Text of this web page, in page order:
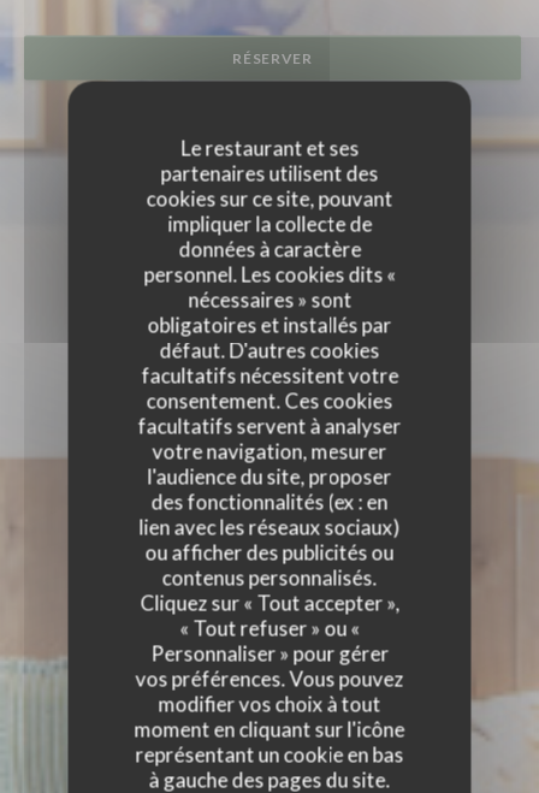
Le restaurant et ses
partenaires utilisent des
cookies sur ce site, pouvant
impliquer la collecte de
données à caractère
personnel. Les cookies dits «
nécessaires » sont
obligatoires et installés par
défaut. D'autres cookies
facultatifs nécessitent votre
consentement. Ces cookies
facultatifs servent à analyser
votre navigation, mesurer
l'audience du site, proposer
des fonctionnalités (ex : en
lien avec les réseaux sociaux)
ou afficher des publicités ou
contenus personnalisés.
Cliquez sur « Tout accepter »,
« Tout refuser » ou «
Personnaliser » pour gérer
vos préférences. Vous pouvez
modifier vos choix à tout
moment en cliquant sur l'icône
représentant un cookie en bas
à gauche des pages du site.
RÉSERVER